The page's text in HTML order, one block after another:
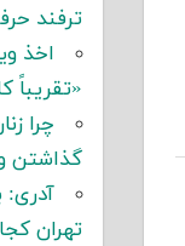
ترفند
اخذ
«تقریباً
گذاشتن
آدری:
تهران